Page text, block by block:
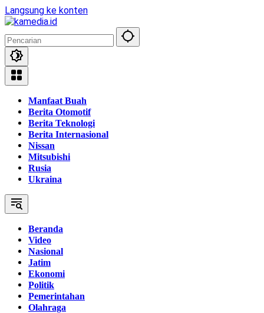
Langsung ke konten
Manfaat Buah
Berita Otomotif
Berita Teknologi
Berita Internasional
Nissan
Mitsubishi
Rusia
Ukraina
Beranda
Video
Nasional
Jatim
Ekonomi
Politik
Pemerintahan
Olahraga